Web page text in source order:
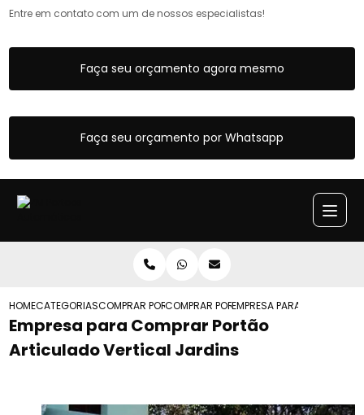
Entre em contato com um de nossos especialistas!
Faça seu orçamento agora mesmo
Faça seu orçamento por Whatsapp
HOMECATEGORIASCOMPRAR PORTOES ARTICULADOS
COMPRAR PORTAO ARTICULADO COM
EMPRESA PARA COMPRAR
Empresa para Comprar Portão
Articulado Vertical Jardins